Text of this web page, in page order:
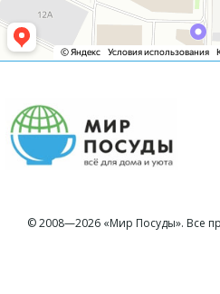
© 2008—2026 «Мир Посуды». Все